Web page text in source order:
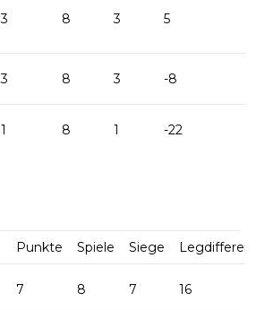
3 8 3 5
3 8 3 -8
1 8 1 -22
Punkte Spiele Siege
7 8 7 16